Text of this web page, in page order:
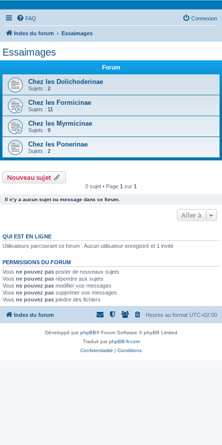
FAQ Connexion
Index du forum Essaimages
Essaimages
Forum
Chez les Dolichoderinae
Sujets : 2
Chez les Formicinae
Sujets : 11
Chez les Myrmicinae
Sujets : 9
Chez les Ponerinae
Sujets : 2
Nouveau sujet
0 sujet • Page 1 sur 1
Il n’y a aucun sujet ou message dans ce forum.
Aller à
QUI EST EN LIGNE
Utilisateurs parcourant ce forum : Aucun utilisateur enregistré et 1 invité
PERMISSIONS DU FORUM
Vous ne pouvez pas poster de nouveaux sujets
Vous ne pouvez pas répondre aux sujets
Vous ne pouvez pas modifier vos messages
Vous ne pouvez pas supprimer vos messages
Vous ne pouvez pas joindre des fichiers
Index du forum Heures au format UTC+02:00
Développé parphpBB® Forum Software © phpBB Limited
Traduit parphpBB-fr.com
Confidentialité | Conditions